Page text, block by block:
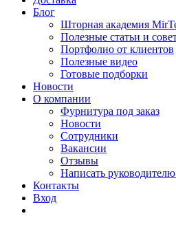
Блог
Шторная академия
Полезные статьи и
Портфолио от клиентов
Полезные видео
Готовые подборки
Новости
О компании
Фурнитура под заказ
Новости
Сотрудники
Вакансии
Отзывы
Написать
Контакты
Вход